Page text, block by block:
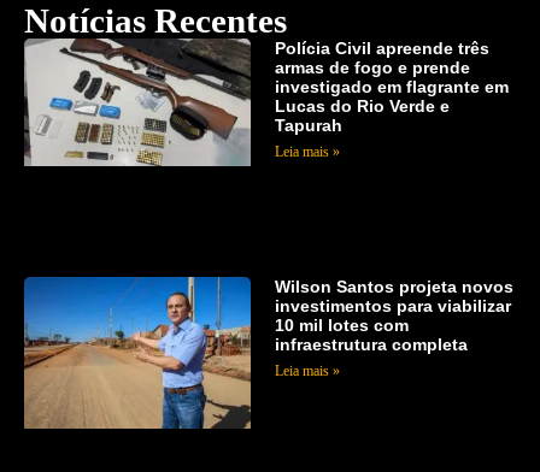
Notícias Recentes
Polícia Civil apreende três
armas de fogo e prende
investigado em flagrante em
Lucas do Rio Verde e
Tapurah
Leia mais »
Wilson Santos projeta novos
investimentos para viabilizar
10 mil lotes com
infraestrutura completa
Leia mais »